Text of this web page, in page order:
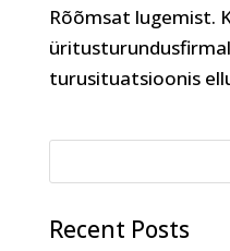
Rõõmsat lugemist.
turusituatsioonis
Recent Posts